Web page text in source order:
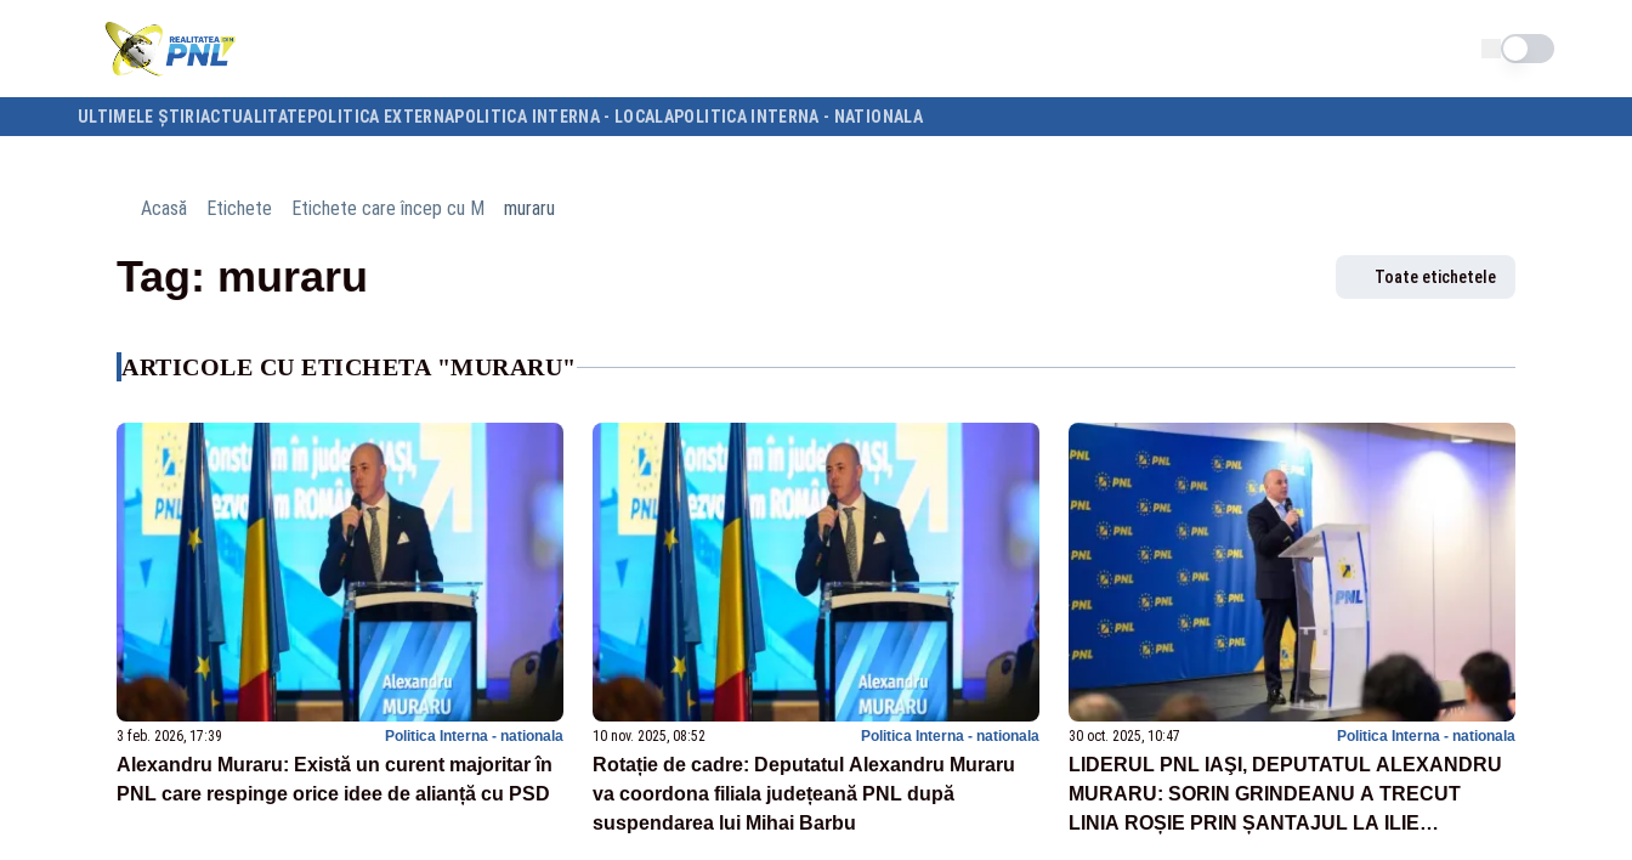
Schimba tema
ULTIMELE ȘTIRI ACTUALITATE POLITICA EXTERNAPOLITICA INTERNA - LOCALAPOLITICA INTERNA - NATIONALA
Acasă Etichete Etichete care încep cu M muraru
Tag: muraru Toate etichetele
ARTICOLE CU ETICHETA "MURARU"
3 feb. 2026, 17:39 Politica Interna - nationala
Alexandru Muraru: Există un curent majoritar în
PNL care respinge orice idee de alianță cu PSD
10 nov. 2025, 08:52 Politica Interna - nationala
Rotație de cadre: Deputatul Alexandru Muraru
va coordona filiala județeană PNL după
suspendarea lui Mihai Barbu
30 oct. 2025, 10:47 Politica Interna - nationala
LIDERUL PNL IAŞI, DEPUTATUL ALEXANDRU
MURARU: SORIN GRINDEANU A TRECUT
LINIA ROȘIE PRIN ȘANTAJUL LA ILIE